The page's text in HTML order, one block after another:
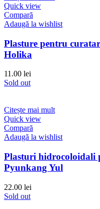
Quick view
Compară
Adaugă la wishlist
Plasture pentru
Holika
11.00 lei
Sold out
Citește mai mult
Quick view
Compară
Adaugă la wishlist
Plasturi hidrocoloidali
Pyunkang Yul
22.00 lei
Sold out